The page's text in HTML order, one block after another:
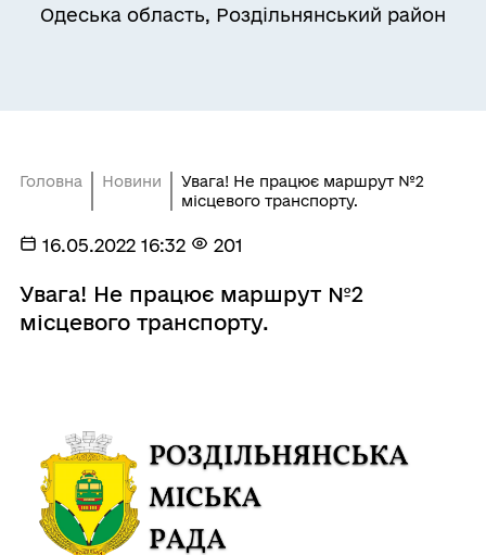
Одеська область, Роздільнянський район
Головна Новини
Увага! Не працює маршрут №2
місцевого транспорту.
16.05.2022 16:32 201
Увага! Не працює маршрут №2
місцевого транспорту.